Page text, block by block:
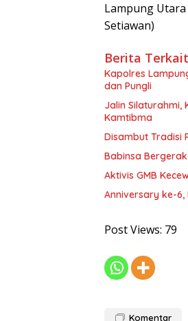
Lampung
Setiawan)
Berita Terkait
Kapolres
dan Pungli
Jalin Silaturahmi,
Kamtibma
Disambut Tradisi
Babinsa
Aktivis GMB
Anniversary ke-6,
Post Views: 79
Komentar